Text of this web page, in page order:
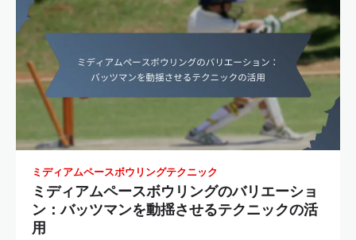
ミディアムペースボウリングテクニック
ミディアムペースボウリングのバリエーショ
ン：バッツマンを動揺させるテクニックの活
用